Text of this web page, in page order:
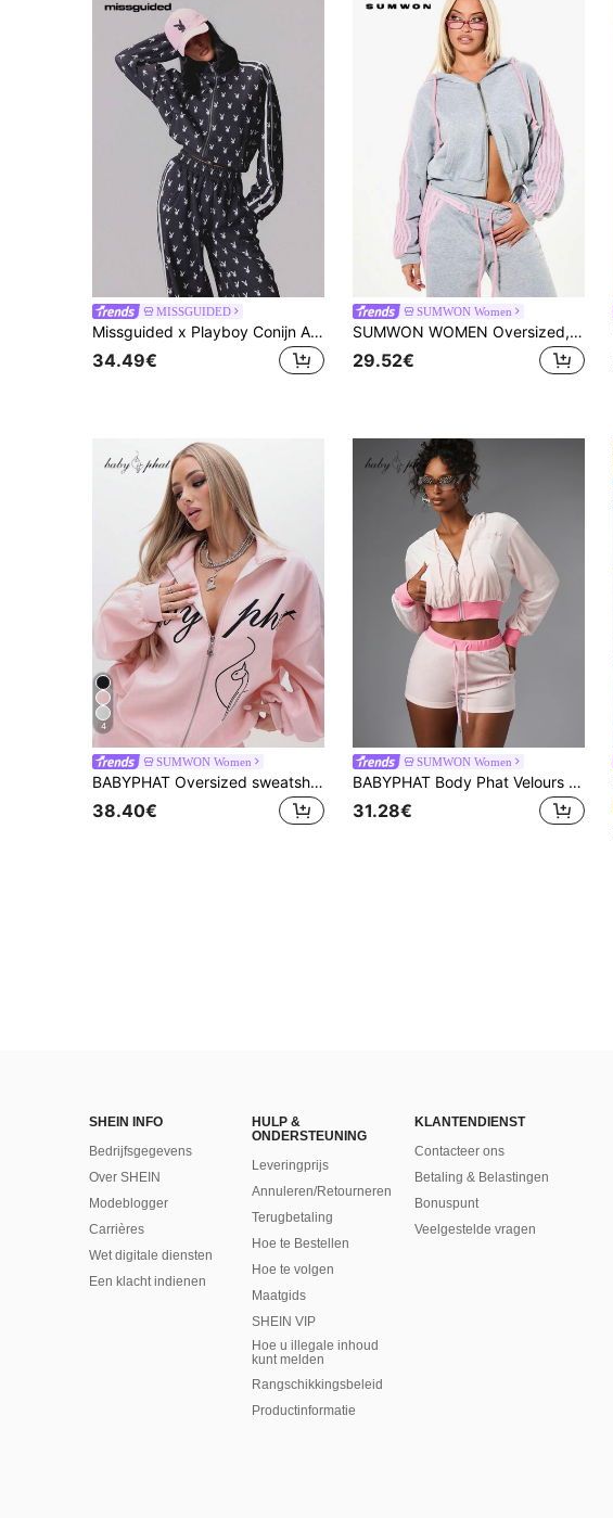
MISSGUIDED
Missguided x Playboy Conijn All-Over Print Full-Zip Track Top Met Hoge Nek En Contraststreep Mouwen
34.49€
SUMWON Women
SUMWON WOMEN Oversized, boxy hoodie met ritssluiting en contrasterende roze strepen, casual trui met lange mouwen, perfect voor Valentijnsdag.
29.52€
4
SUMWON Women
BABYPHAT Oversized sweatshirt met hoge hals, rits, scriptprint en kattenprint voor casual winterse streetwear
38.40€
SUMWON Women
BABYPHAT Body Phat Velours Crop Full-Zip Hoodie met Geborduurd Logo, Geribbelde Zoom, Lange Mouwen, Casual Y2K-stijl
31.28€
SHEIN INFO
Bedrijfsgegevens
Over SHEIN
Modeblogger
Carrières
Wet digitale diensten
Een klacht indienen
HULP &
ONDERSTEUNING
Leveringprijs
Annuleren/Retourneren
Terugbetaling
Hoe te Bestellen
Hoe te volgen
Maatgids
SHEIN VIP
Hoe u illegale inhoud
kunt melden
Rangschikkingsbeleid
​Productinformatie
KLANTENDIENST
Contacteer ons
Betaling & Belastingen
Bonuspunt
Veelgestelde vragen